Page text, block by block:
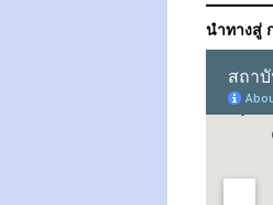
นำทางสู่